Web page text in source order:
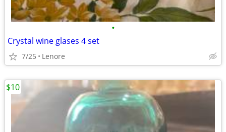
•
Crystal wine glases 4 set
7/25 Lenore
$10